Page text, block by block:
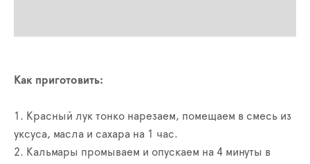
Как приготовить:
1. Красный лук тонко нарезаем, помещаем в смесь из
уксуса, масла и сахара на 1 час.
2. Кальмары промываем и опускаем на 4 минуты в